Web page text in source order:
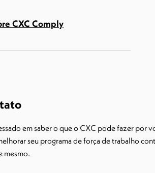
CXC Comply
em saber o que o CXC pode fazer por
seu programa de força de trabalho
mesmo.